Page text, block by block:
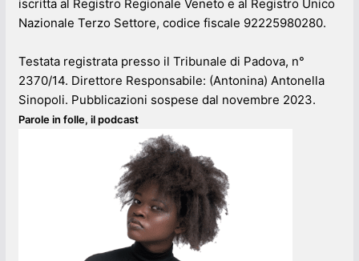
iscritta al Registro Regionale Veneto e al Registro Unico
Nazionale Terzo Settore, codice fiscale 92225980280.
Testata registrata presso il Tribunale di Padova, n°
2370/14. Direttore Responsabile: (Antonina) Antonella
Sinopoli. Pubblicazioni sospese dal novembre 2023.
Parole in folle, il podcast